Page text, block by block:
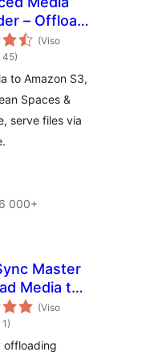
– Offload
Amazon
R2,
& More
(Viso
45)
to Amazon S3,
Spaces &
serve files via
000+
Master
Media to
R2 &
(Viso
offloading